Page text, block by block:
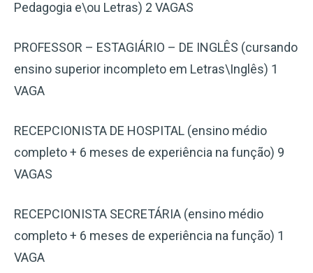
Pedagogia e\ou Letras) 2 VAGAS
PROFESSOR – ESTAGIÁRIO – DE INGLÊS (cursando
ensino superior incompleto em Letras\Inglês) 1
VAGA
RECEPCIONISTA DE HOSPITAL (ensino médio
completo + 6 meses de experiência na função) 9
VAGAS
RECEPCIONISTA SECRETÁRIA (ensino médio
completo + 6 meses de experiência na função) 1
VAGA